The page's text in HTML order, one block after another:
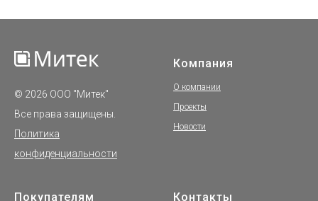
© 2026 ООО "Митек"
Все права защищены.
Политика
конфиденциальности
Компания
О компании
Проекты
Новости
Покупателям Контакты